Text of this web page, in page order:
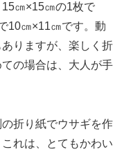
㎝×15㎝の1枚で
10㎝×11㎝です。動
りますが、楽しく折
の場合は、大人が手
折り紙でウサギを作
れは、とてもかわい